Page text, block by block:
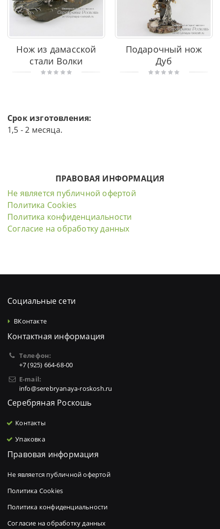
Нож из дамасской
стали Волки
Подарочный нож
Дуб
Срок изготовления:
1,5 - 2 месяца.
ПРАВОВАЯ ИНФОРМАЦИЯ
Не является публичной офертой
Политика Cookies
Политика конфиденциальности
Согласие на обработку данных
Социальные сети
ВКонтакте
Контактная информация
Телефон:
+7 (925) 664-68-00
E-mail:
info@serebryanaya-roskosh.ru
Серебряная Роскошь
Контакты
Упаковка
Правовая информация
Не является публичной офертой
Политика Cookies
Политика конфиденциальности
Согласие на обработку данных